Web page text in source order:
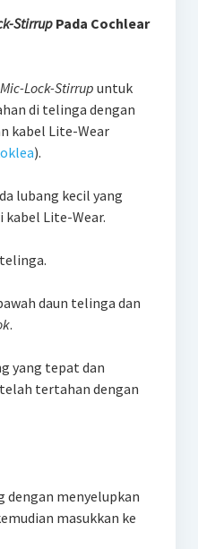
StirrupPada Cochlear
Mic-Lock-Stirrup untuk
di telinga dengan
kabel Lite-Wear
).
lubang kecil yang
kabel Lite-Wear.
daun telinga dan
.
yang tepat dan
tertahan dengan
dengan menyelupkan
masukkan ke